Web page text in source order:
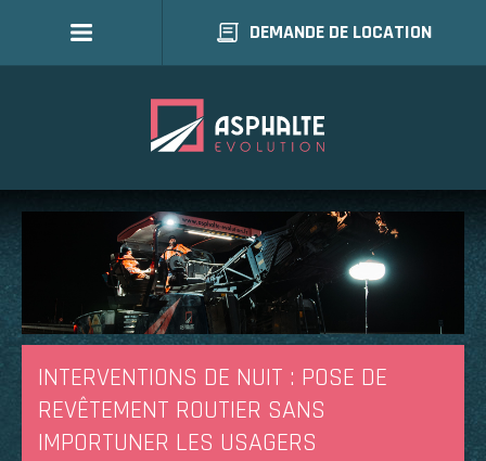
DEMANDE DE LOCATION
INTERVENTIONS DE NUIT : POSE DE
REVÊTEMENT ROUTIER SANS
IMPORTUNER LES USAGERS